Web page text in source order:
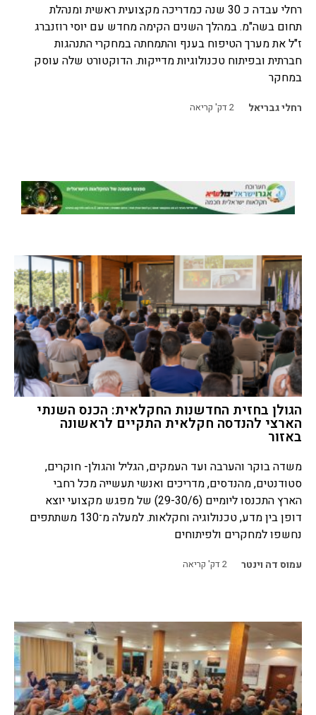
רחלי עבדה כ 30 שנה כמדריכה מקצועית ראשית ומנהלת
תחום בשה"מ. במהלך השנים הקימה מחדש עם יוסי רוזנברג
ז"ל את מערך הטיפוח בענף והתמחתה במחקרי התנהגות
חברתית ובפיתוח טכנולוגיות מדייקות. הדוקטורט שלה עוסק
במחקר
רחלי גבריאל 2דק' קריאה
הגולן בחזית החדשנות החקלאית: הכנס השנתי
הארצי להנדסה חקלאית התקיים לראשונה
באזור
משדה בוקר והערבה ועד העמקים, הגליל והגולן- חוקרים,
סטודנטים, מהנדסים, מדריכים ואנשי תעשייה מכל רחבי
הארץ התכנסו ליומיים (29-30/6) של מפגש מקצועי יוצא
דופן בין מדע, טכנולוגיה וחקלאות. למעלה מ־130 משתתפים
נחשפו למחקרים ולפיתוחים
עמוס דה וינטר 2דק' קריאה